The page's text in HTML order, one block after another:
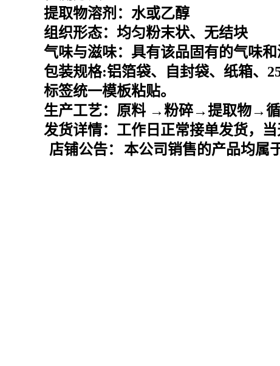
提取物溶剂：水或乙醇
组织形态：均匀粉末状、无结块
气味与滋味：具有该品固有的气味
包装规格:铝箔袋、自封袋、纸箱、
标签统一模板粘贴。
生产工艺：原料 →粉碎→提取物→
发货详情：工作日正常接单发货，当
店铺公告：
本公司销售的产品均属